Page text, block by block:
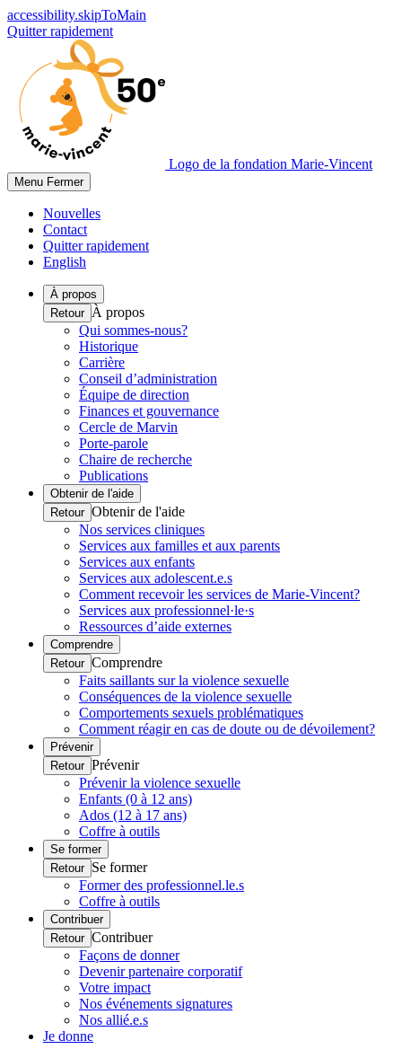
accessibility.skipToMain
Quitter rapidement
Logo de la fondation Marie-Vincent
Menu Fermer
Nouvelles
Contact
Quitter rapidement
English
À propos
Retour À propos
Qui sommes-nous?
Historique
Carrière
Conseil d’administration
Équipe de direction
Finances et gouvernance
Cercle de Marvin
Porte-parole
Chaire de recherche
Publications
Obtenir de l'aide
Retour Obtenir de l'aide
Nos services cliniques
Services aux familles et aux parents
Services aux enfants
Services aux adolescent.e.s
Comment recevoir les services de Marie-Vincent?
Services aux professionnel·le·s
Ressources d’aide externes
Comprendre
Retour Comprendre
Faits saillants sur la violence sexuelle
Conséquences de la violence sexuelle
Comportements sexuels problématiques
Comment réagir en cas de doute ou de dévoilement?
Prévenir
Retour Prévenir
Prévenir la violence sexuelle
Enfants (0 à 12 ans)
Ados (12 à 17 ans)
Coffre à outils
Se former
Retour Se former
Former des professionnel.le.s
Coffre à outils
Contribuer
Retour Contribuer
Façons de donner
Devenir partenaire corporatif
Votre impact
Nos événements signatures
Nos allié.e.s
Je donne